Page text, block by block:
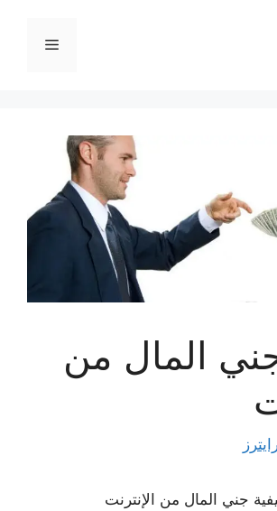
القائمة
المال من